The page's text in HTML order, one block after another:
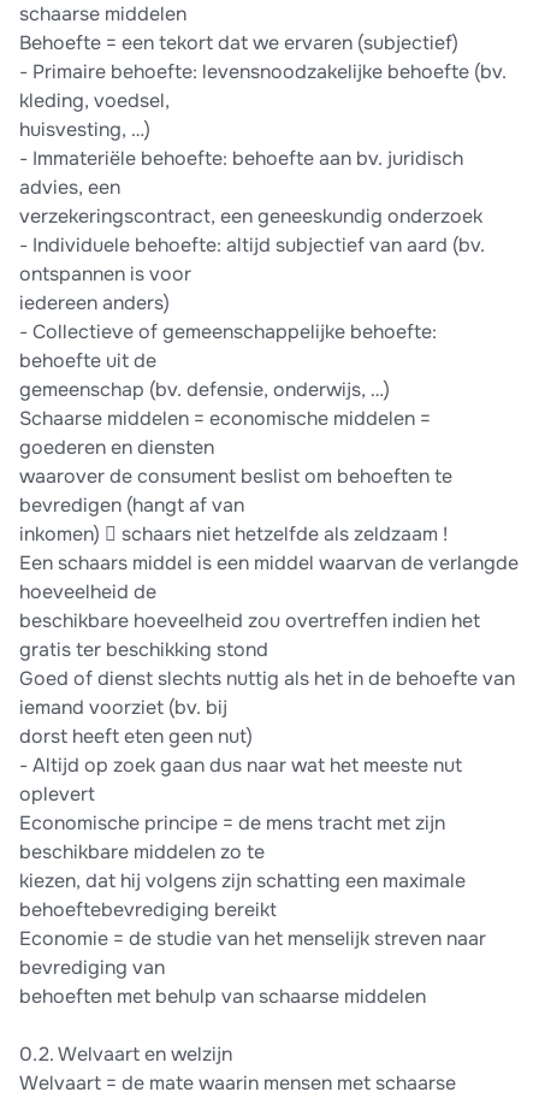
schaarse middelen
Behoefte = een tekort dat we ervaren (subjectief)
- Primaire behoefte: levensnoodzakelijke behoefte (bv.
kleding, voedsel,
huisvesting, …)
- Immateriële behoefte: behoefte aan bv. juridisch
advies, een
verzekeringscontract, een geneeskundig onderzoek
- Individuele behoefte: altijd subjectief van aard (bv.
ontspannen is voor
iedereen anders)
- Collectieve of gemeenschappelijke behoefte:
behoefte uit de
gemeenschap (bv. defensie, onderwijs, …)
Schaarse middelen = economische middelen =
goederen en diensten
waarover de consument beslist om behoeften te
bevredigen (hangt af van
inkomen)  schaars niet hetzelfde als zeldzaam !
Een schaars middel is een middel waarvan de verlangde
hoeveelheid de
beschikbare hoeveelheid zou overtreffen indien het
gratis ter beschikking stond
Goed of dienst slechts nuttig als het in de behoefte van
iemand voorziet (bv. bij
dorst heeft eten geen nut)
- Altijd op zoek gaan dus naar wat het meeste nut
oplevert
Economische principe = de mens tracht met zijn
beschikbare middelen zo te
kiezen, dat hij volgens zijn schatting een maximale
behoeftebevrediging bereikt
Economie = de studie van het menselijk streven naar
bevrediging van
behoeften met behulp van schaarse middelen
0.2. Welvaart en welzijn
Welvaart = de mate waarin mensen met schaarse